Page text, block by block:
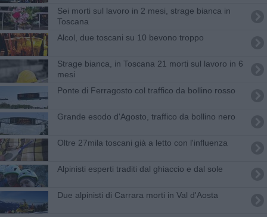
Sei morti sul lavoro in 2 mesi, strage bianca in
Toscana
Alcol, due toscani su 10 bevono troppo
Strage bianca, in Toscana 21 morti sul lavoro in 6
mesi
Ponte di Ferragosto col traffico da bollino rosso
Grande esodo d'Agosto, traffico da bollino nero
Oltre 27mila toscani già a letto con l'influenza
Alpinisti esperti traditi dal ghiaccio e dal sole
Due alpinisti di Carrara morti in Val d'Aosta